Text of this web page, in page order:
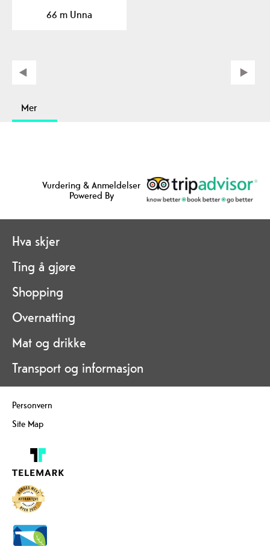
som bor i…
66 m Unna
Mer
Vurdering & Anmeldelser
Powered By
Hva skjer
Ting å gjøre
Shopping
Overnatting
Mat og drikke
Transport og informasjon
Personvern
Site Map